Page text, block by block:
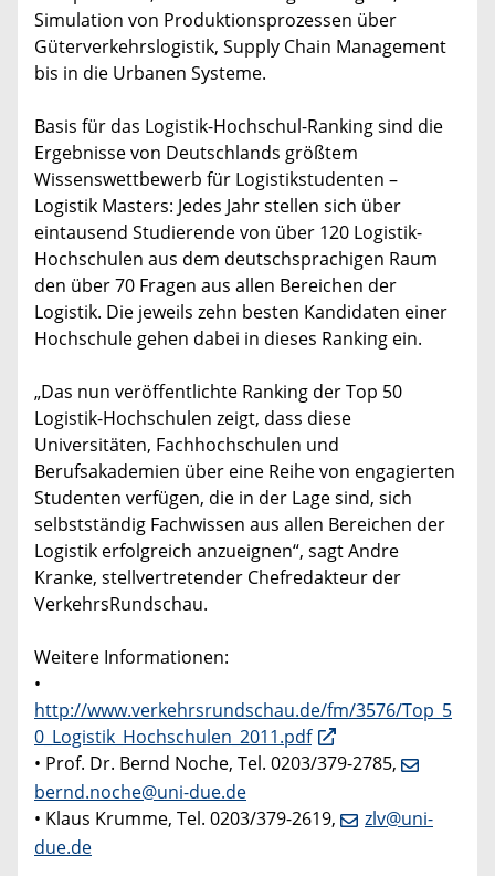
Simulation von Produktionsprozessen über
Güterverkehrslogistik, Supply Chain Management
bis in die Urbanen Systeme.
Basis für das Logistik-Hochschul-Ranking sind die
Ergebnisse von Deutschlands größtem
Wissenswettbewerb für Logistikstudenten –
Logistik Masters: Jedes Jahr stellen sich über
eintausend Studierende von über 120 Logistik-
Hochschulen aus dem deutschsprachigen Raum
den über 70 Fragen aus allen Bereichen der
Logistik. Die jeweils zehn besten Kandidaten einer
Hochschule gehen dabei in dieses Ranking ein.
„Das nun veröffentlichte Ranking der Top 50
Logistik-Hochschulen zeigt, dass diese
Universitäten, Fachhochschulen und
Berufsakademien über eine Reihe von engagierten
Studenten verfügen, die in der Lage sind, sich
selbstständig Fachwissen aus allen Bereichen der
Logistik erfolgreich anzueignen“, sagt Andre
Kranke, stellvertretender Chefredakteur der
VerkehrsRundschau.
Weitere Informationen:
•
http://www.verkehrsrundschau.de/fm/3576/Top_5
0_Logistik_Hochschulen_2011.pdf
• Prof. Dr. Bernd Noche, Tel. 0203/379-2785,
bernd.noche@uni-due.de
• Klaus Krumme, Tel. 0203/379-2619,
zlv@uni-
due.de